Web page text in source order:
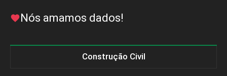
Nós amamos dados!
Construção Civil